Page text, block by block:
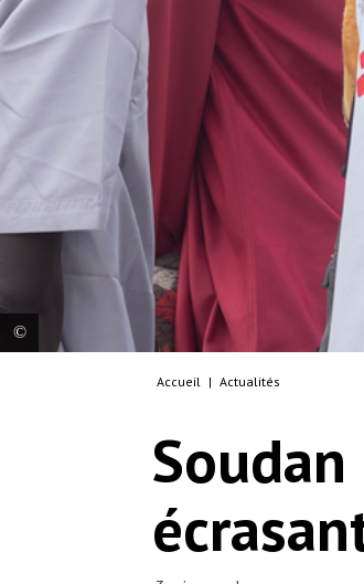
Aisha, promotrice de santé MSF, discute avec
camp d'Um Sangour. Soudan, 2023. © MSF/
Accueil | Actualités